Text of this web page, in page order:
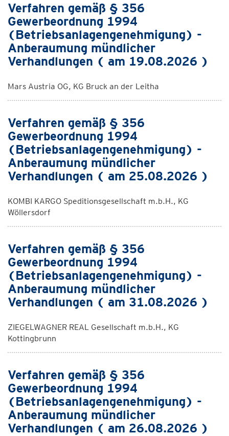
Verfahren gemäß § 356
Gewerbeordnung 1994
(Betriebsanlagengenehmigung) -
Anberaumung mündlicher
Verhandlungen ( am 19.08.2026 )
Mars Austria OG, KG Bruck an der Leitha
Verfahren gemäß § 356
Gewerbeordnung 1994
(Betriebsanlagengenehmigung) -
Anberaumung mündlicher
Verhandlungen ( am 25.08.2026 )
KOMBI KARGO Speditionsgesellschaft m.b.H., KG
Wöllersdorf
Verfahren gemäß § 356
Gewerbeordnung 1994
(Betriebsanlagengenehmigung) -
Anberaumung mündlicher
Verhandlungen ( am 31.08.2026 )
ZIEGELWAGNER REAL Gesellschaft m.b.H., KG
Kottingbrunn
Verfahren gemäß § 356
Gewerbeordnung 1994
(Betriebsanlagengenehmigung) -
Anberaumung mündlicher
Verhandlungen ( am 26.08.2026 )